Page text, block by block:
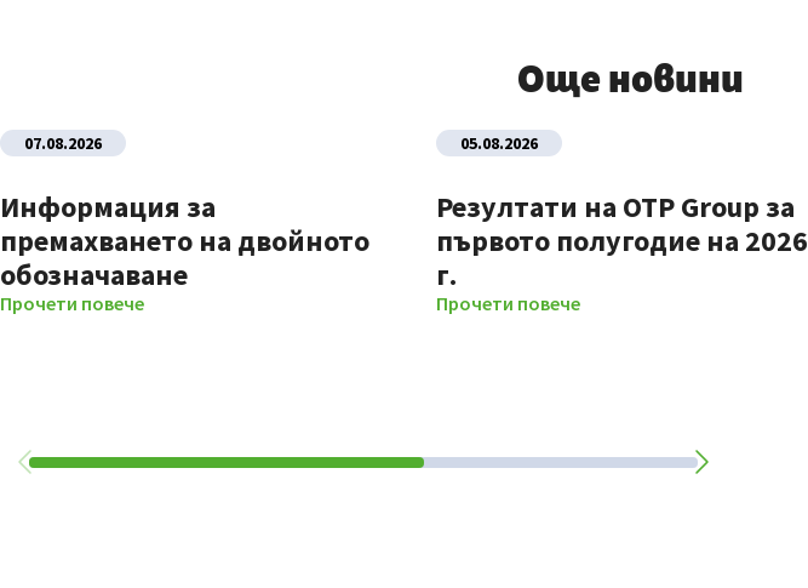
Още новини
07.08.2026
Информация за
премахването на двойното
обозначаване
Прочети повече
05.08.2026
Резултати на OTP Group за
първото полугодие на 2026
г.
Прочети повече